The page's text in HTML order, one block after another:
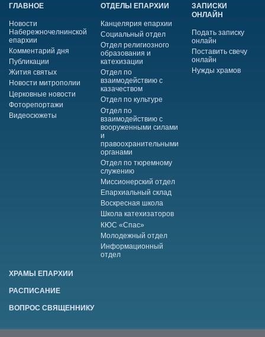
ГЛАВНОЕ
Новости
Набережночелнинской
епархии
Комментарий дня
Публикации
Жития святых
Новости митрополии
Церковные новости
Фоторепортажи
Видеосюжеты
ОТДЕЛЫ ЕПАРХИИ
Канцелярия епархии
Социальный отдел
Отдел религиозного
образования и
катехизации
Отдел по
взаимодействию с
казачеством
Отдел по культуре
Отдел по
взаимодействию с
вооруженными силами
и
правоохранительными
органами
Отдел по тюремному
служению
Миссионерский отдел
Епархиальный склад
Воскресная школа
Школа катехизаторов
КЮС «Спас»
Молодежный отдел
Информационный
отдел
ЗАПИСКИ
ОНЛАЙН
Подать записку
онлайн
Поставить свечу
онлайн
Нужды храмов
ХРАМЫ ЕПАРХИИ
РАСПИСАНИЕ
ВОПРОС СВЯЩЕННИКУ